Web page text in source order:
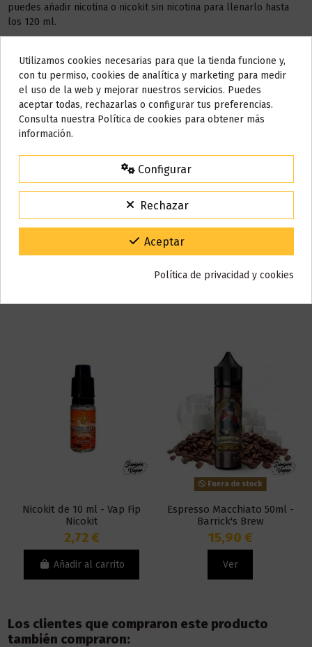
puedes añadir nicotina o nicokit sin nicotina para llenarlo hasta
los 120 ml.
nicotina debes añadir 2 NICOKITde 10 ml con 20 mg de
nicotina/ml.
AÑADIR NICOKIT DE 3 MG
Detalles del producto
Reseñas (0)
Nicokit de 10 ml - Vap Fip
Nicokit
2,72 €
Añadir al carrito
Fuera de stock
Espresso Macchiato 50ml -
Barrick's Brew
15,90 €
Ver
Los clientes que compraron este producto
también compraron:
Do not show again.
AVISO IMPORTANTE
Nos tomamos unos días
Todos los pedidos realizados desde el
15% de descuento
Para agradecerte la espera durante estos días.
Código:VACACIONES15
Gracias por tu paciencia y por seguir confiando en nosotros.
Utilizamos cookies necesarias para que la tienda funcione y,
con tu permiso, cookies de analítica y marketing para medir
el uso de la web y mejorar nuestros servicios. Puedes
aceptar todas, rechazarlas o configurar tus preferencias.
Consulta nuestra Política de cookies para obtener más
información.
Configurar
Rechazar
Aceptar
Política de privacidad y cookies